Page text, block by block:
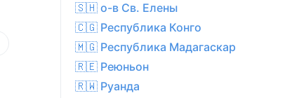
🇸🇭 о-в Св. Елены
🇨🇬 Республика Конго
🇲🇬 Республика Мадагаскар
🇷🇪 Реюньон
🇷🇼 Руанда